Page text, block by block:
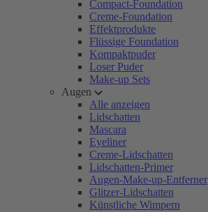
Compact-Foundation
Creme-Foundation
Effektprodukte
Flüssige Foundation
Kompaktpuder
Loser Puder
Make-up Sets
Augen
Alle anzeigen
Lidschatten
Mascara
Eyeliner
Creme-Lidschatten
Lidschatten-Primer
Augen-Make-up-Entferner
Glitzer-Lidschatten
Künstliche Wimpern